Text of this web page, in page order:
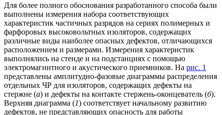
Для более полного обоснования разработанного способа были
выполнены измерения набора соответствующих
характеристик частичных разрядов на сериях полимерных и
фарфоровых высоковольтных изоляторов, содержащих
различные виды наиболее опасных дефектов, отличающихся
расположением и размерами. Измерения характеристик
выполнялись на стенде и на подстанциях с помощью
электромагнитного и акустического приемников. На рис. 1
представлены амплитудно-фазовые диаграммы распределения
отдельных ЧР для изоляторов, содержащих дефекты на
стержне (а) и дефекты на контакте стержень-оконцеватель (б).
Верхняя диаграмма (1) соответствует начальному развитию
дефектов, не представляющих опасность для работы